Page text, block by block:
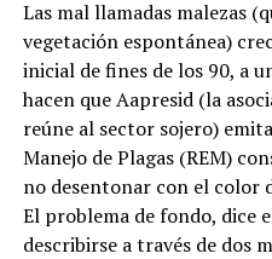
Las mal llamadas malezas
vegetación espontánea)
inicial de fines de los 90, a
hacen que Aapresid (la
reúne al sector sojero)
Manejo de Plagas (REM)
no desentonar con el color
El problema de fondo, dice
describirse a través de dos